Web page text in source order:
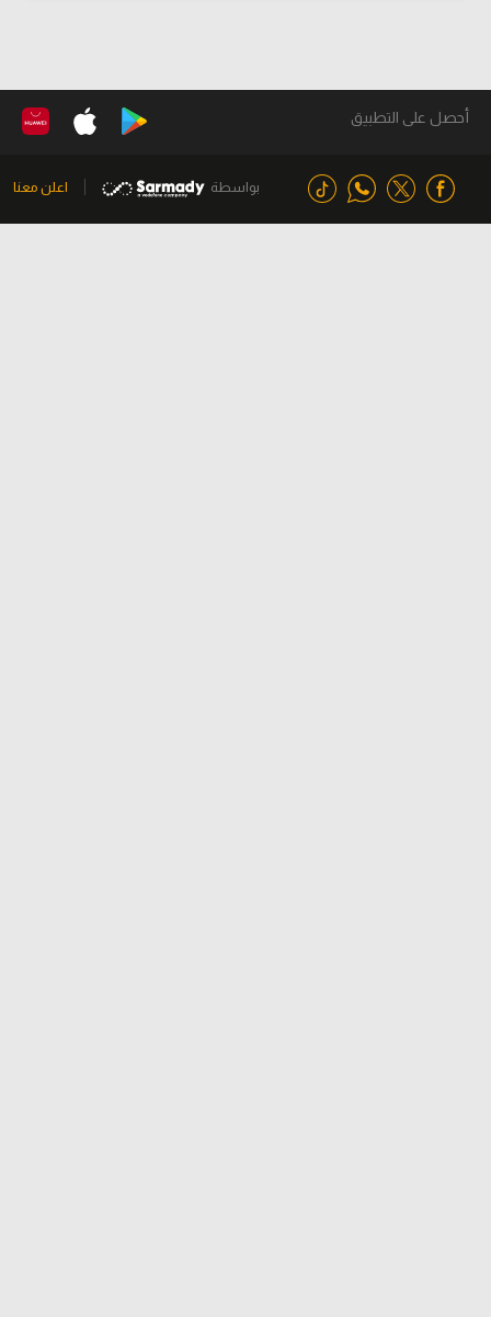
أحصل على التطبيق
بواسطة اعلن معنا